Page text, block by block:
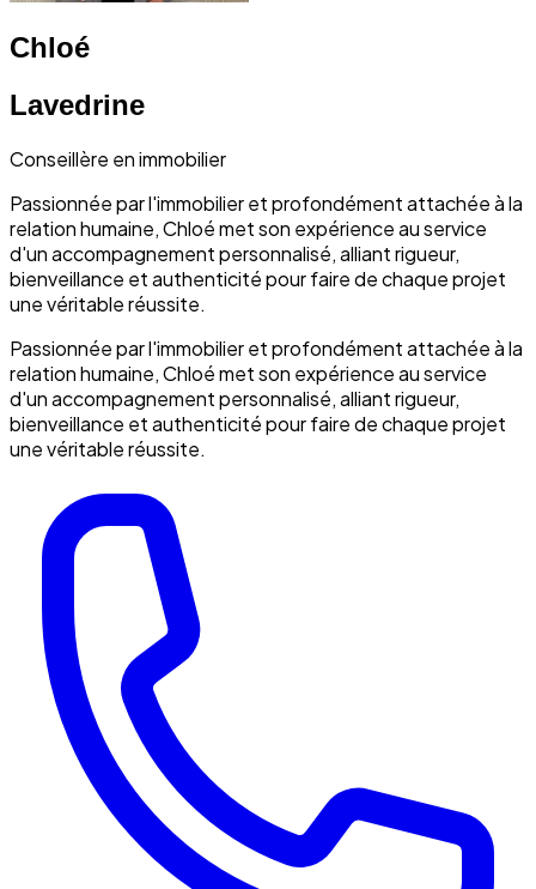
Chloé
Lavedrine
Conseillère en immobilier
Passionnée par l'immobilier et profondément attachée à la
relation humaine, Chloé met son expérience au service
d'un accompagnement personnalisé, alliant rigueur,
bienveillance et authenticité pour faire de chaque projet
une véritable réussite.
Passionnée par l'immobilier et profondément attachée à la
relation humaine, Chloé met son expérience au service
d'un accompagnement personnalisé, alliant rigueur,
bienveillance et authenticité pour faire de chaque projet
une véritable réussite.